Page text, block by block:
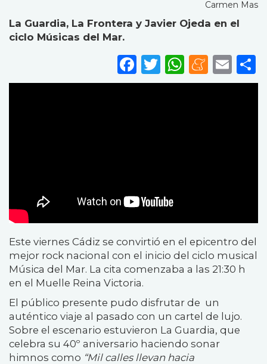
Carmen Mas
La Guardia, La Frontera y Javier Ojeda en el
ciclo Músicas del Mar.
Facebook
Twitter
Este viernes Cádiz se convirtió en el epicentro del
mejor rock nacional con el inicio del ciclo musical
Música del Mar. La cita comenzaba a las 21:30 h
en el Muelle Reina Victoria.
El público presente pudo disfrutar de un
auténtico viaje al pasado con un cartel de lujo.
Sobre el escenario estuvieron La Guardia, que
celebra su 40º aniversario haciendo sonar
himnos como “Mil calles llevan hacia